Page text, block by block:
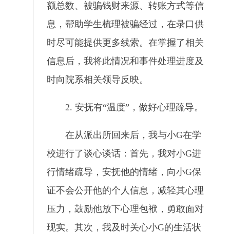
额总数、被骗钱财来源、转账方式等信
息，帮助学生梳理被骗经过，在录口供
时尽可能提供更多线索。在掌握了相关
信息后，我将此情况和事件处理进度及
时向院系相关领导反映。
2. 安抚有“温度”，做好心理疏导。
在从派出所回来后，我与小G在学
校进行了谈心谈话：首先，我对小G进
行情绪疏导，安抚他的情绪，向小G保
证不会公开他的个人信息，减轻其心理
压力，鼓励他放下心理包袱，勇敢面对
现实。其次，我及时关心小G的生活状